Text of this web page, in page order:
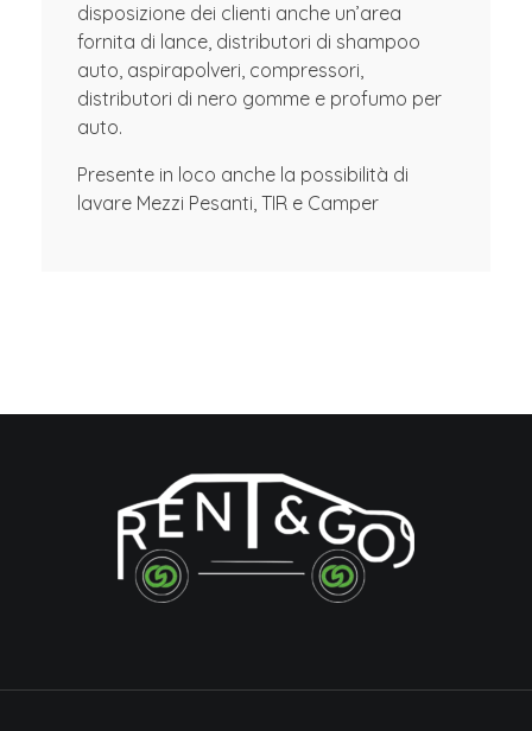
disposizione dei clienti anche un’area
fornita di lance, distributori di shampoo
auto, aspirapolveri, compressori,
distributori di nero gomme e profumo per
auto.
Presente in loco anche la possibilità di
lavare Mezzi Pesanti, TIR e Camper